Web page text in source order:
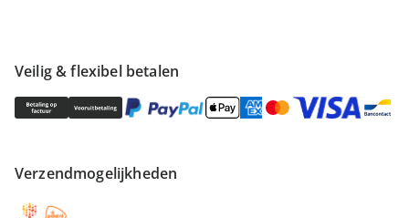
Veilig & flexibel betalen
Verzendmogelijkheden